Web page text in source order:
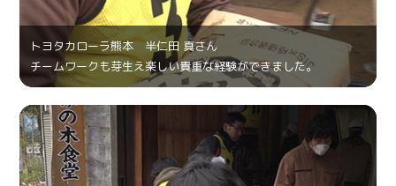
トヨタカローラ熊本 半仁田 真さん
チームワークも芽生え楽しい貴重な経験ができました。